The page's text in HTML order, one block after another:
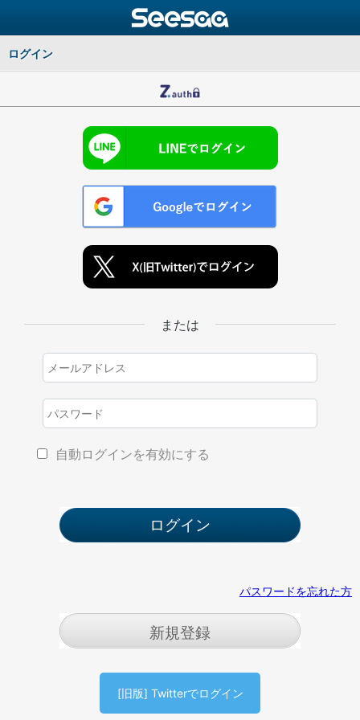
ログイン
または
自動ログインを有効にする
パスワードを忘れた方
新規登録
[旧版] Twitterでログイン